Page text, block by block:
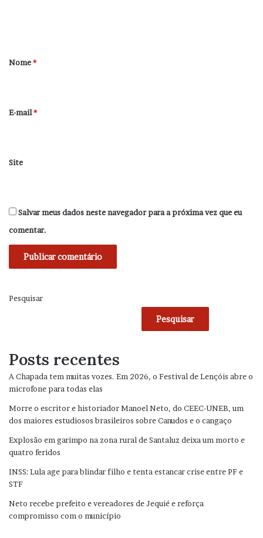
r
*
Nome*
E-mail*
Site
Salvar meus dados neste navegador para a próxima vez que eu
comentar.
Pesquisar
Pesquisar
Posts recentes
A Chapada tem muitas vozes. Em 2026, o Festival de Lençóis abre o
microfone para todas elas
Morre o escritor e historiador Manoel Neto, do CEEC-UNEB, um
dos maiores estudiosos brasileiros sobre Canudos e o cangaço
Explosão em garimpo na zona rural de Santaluz deixa um morto e
quatro feridos
INSS: Lula age para blindar filho e tenta estancar crise entre PF e
STF
Neto recebe prefeito e vereadores de Jequié e reforça
compromisso com o município